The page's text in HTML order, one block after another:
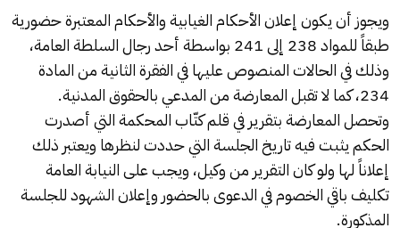
ويجوز أن يكون إعلان الأحكام الغيابية والأحكام المعتبرة حضورية
طبقاً للمواد 238 إلى 241 بواسطة أحد رجال السلطة العامة،
وذلك في الحالات المنصوص عليها في الفقرة الثانية من المادة
234، كما لا تقبل المعارضة من المدعي بالحقوق المدنية.
وتحصل المعارضة بتقرير في قلم كتّاب المحكمة التي أصدرت
الحكم يثبت فيه تاريخ الجلسة التي حددت لنظرها ويعتبر ذلك
إعلاناً لها ولو كان التقرير من وكيل، ويجب على النيابة العامة
تكليف باقي الخصوم في الدعوى بالحضور وإعلان الشهود للجلسة
المذكورة.